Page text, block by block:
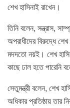
শেখ হাসিনাই রাখেন।
তিনি বলেন, সন্ত্রাস,
অপরাধীদের বিরুদ্ধে
মদদতো নয়ই। শেখ
কাছে ঢাল হতে পারেনি
সেতুমন্ত্রী বলেন, শেখ
অধিকার প্রতিষ্ঠায় তার